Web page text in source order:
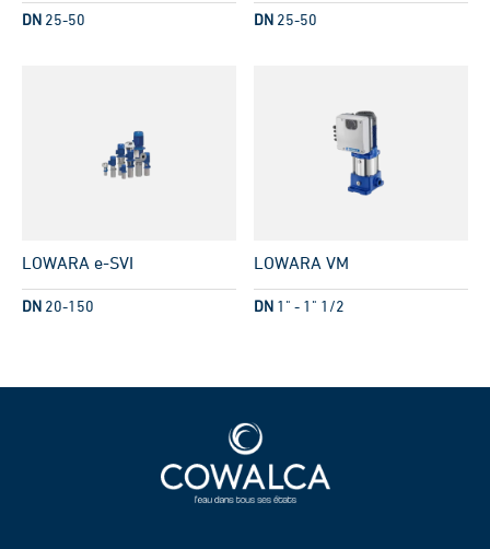
DN 25-50 DN 25-50
LOWARA e-SVI
DN 20-150
LOWARA VM
DN 1" - 1" 1/2